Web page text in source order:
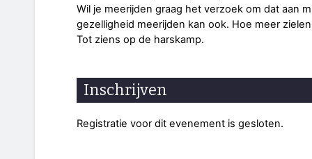
Wil je meerijden graag het verzoek om dat aan
gezelligheid meerijden kan ook. Hoe meer
Tot ziens op de harskamp.
Inschrijven
Registratie voor dit evenement is gesloten.